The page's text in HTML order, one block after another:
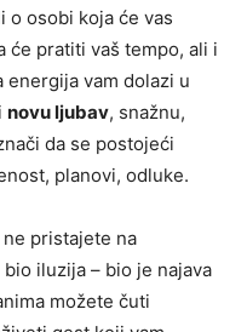
o osobi koja će vas
će pratiti vaš tempo, ali i
energija vam dolazi u
novu ljubav, snažnu,
da se postojeći
planovi, odluke.
pristajete na
iluzija – bio je najava
možete čuti